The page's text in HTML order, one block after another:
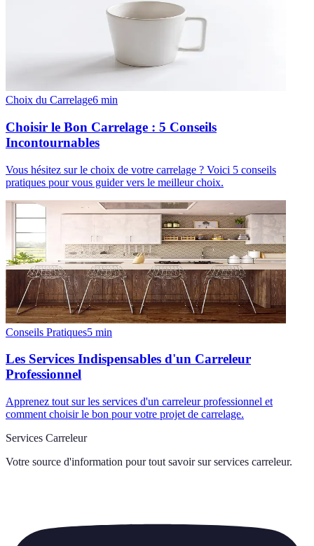
Choix du Carrelage6 min
Choisir le Bon Carrelage : 5 Conseils
Incontournables
Vous hésitez sur le choix de votre carrelage ? Voici 5 conseils
pratiques pour vous guider vers le meilleur choix.
Conseils Pratiques5 min
Les Services Indispensables d'un Carreleur
Professionnel
Apprenez tout sur les services d'un carreleur professionnel et
comment choisir le bon pour votre projet de carrelage.
Services Carreleur
Votre source d'information pour tout savoir sur services carreleur.